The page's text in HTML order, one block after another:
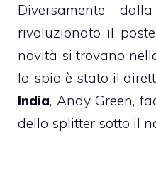
Diversamente
rivoluzionato il
novità si trovano
la spia è stato il
India, Andy Green,
dello splitter sotto il